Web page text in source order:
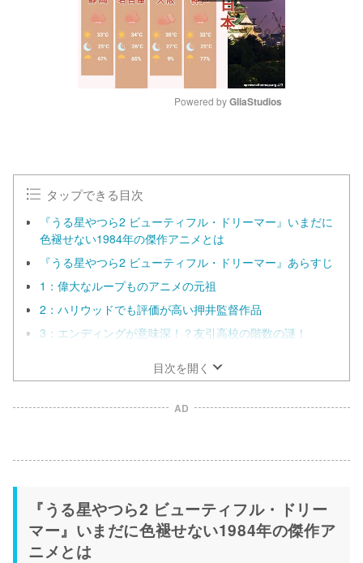
Powered by GliaStudios
タップできる目次
『うる星やつら2 ビューティフル・ドリーマー』いまだに
色褪せない1984年の傑作アニメとは
『うる星やつら2 ビューティフル・ドリーマー』あらすじ
1：偉大なループものアニメの元祖
2：ハリウッドでも評価が高い押井監督作品
3：エンディングが意味深！？友引高校の階数の謎！
目次を開く
AD
『うる星やつら2 ビューティフル・ドリー
マー』いまだに色褪せない1984年の傑作ア
ニメとは